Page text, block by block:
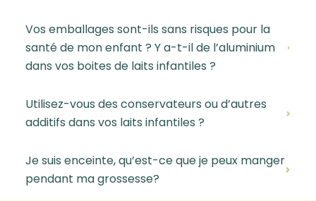
Vos emballages sont-ils sans risques pour la
santé de mon enfant ? Y a-t-il de l’aluminium
dans vos boites de laits infantiles ?
Utilisez-vous des conservateurs ou d’autres
additifs dans vos laits infantiles ?
Je suis enceinte, qu’est-ce que je peux manger
pendant ma grossesse?